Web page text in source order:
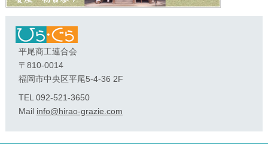
平尾商工連合会
〒810-0014
福岡市中央区平尾5-4-36 2F
TEL 092-521-3650
Mail info@hirao-grazie.com